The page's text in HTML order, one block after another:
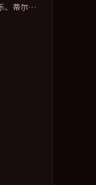
、蒂尔达
与视听